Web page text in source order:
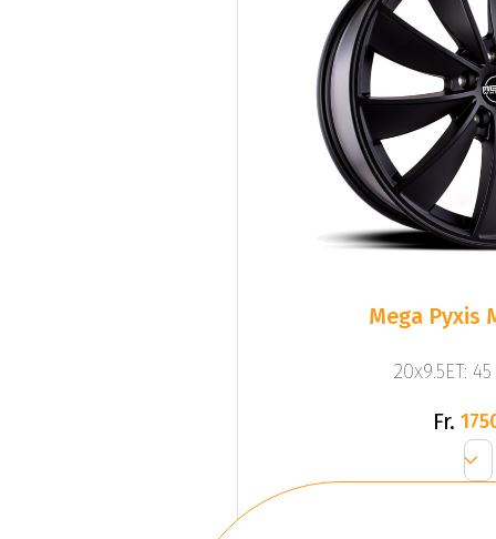
Mega Pyxis
20x9.5ET: 45
Fr.